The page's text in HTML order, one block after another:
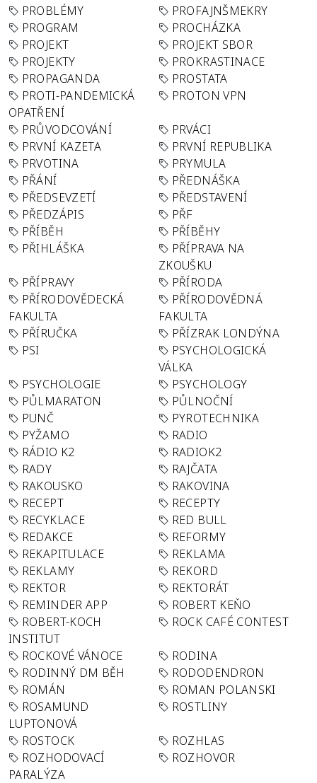
PROBLÉMY
PROFAJNŠMEKRY
PROGRAM
PROCHÁZKA
PROJEKT
PROJEKT SBOR
PROJEKTY
PROKRASTINACE
PROPAGANDA
PROSTATA
PROTI-PANDEMICKÁ
OPATŘENÍ
PROTON VPN
PRŮVODCOVÁNÍ
PRVÁCI
PRVNÍ KAZETA
PRVNÍ REPUBLIKA
PRVOTINA
PRYMULA
PŘÁNÍ
PŘEDNÁŠKA
PŘEDSEVZETÍ
PŘEDSTAVENÍ
PŘEDZÁPIS
PŘF
PŘÍBĚH
PŘÍBĚHY
PŘIHLÁŠKA
PŘÍPRAVA NA
ZKOUŠKU
PŘÍPRAVY
PŘÍRODA
PŘÍRODOVĚDECKÁ
FAKULTA
PŘÍRODOVĚDNÁ
FAKULTA
PŘÍRUČKA
PŘÍZRAK LONDÝNA
PSI
PSYCHOLOGICKÁ
VÁLKA
PSYCHOLOGIE
PSYCHOLOGY
PŮLMARATON
PŮLNOČNÍ
PUNČ
PYROTECHNIKA
PYŽAMO
RADIO
RÁDIO K2
RADIOK2
RADY
RAJČATA
RAKOUSKO
RAKOVINA
RECEPT
RECEPTY
RECYKLACE
RED BULL
REDAKCE
REFORMY
REKAPITULACE
REKLAMA
REKLAMY
REKORD
REKTOR
REKTORÁT
REMINDER APP
ROBERT KEŇO
ROBERT-KOCH
INSTITUT
ROCK CAFÉ CONTEST
ROCKOVÉ VÁNOCE
RODINA
RODINNÝ DM BĚH
RODODENDRON
ROMÁN
ROMAN POLANSKI
ROSAMUND
LUPTONOVÁ
ROSTLINY
ROSTOCK
ROZHLAS
ROZHODOVACÍ
PARALÝZA
ROZHOVOR